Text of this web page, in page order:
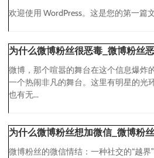
欢迎使用 WordPress。这是您的第一篇
为什么微博粉丝很恶毒_微博粉丝
微博，那个喧嚣的舞台在这个信息爆炸
一个热闹非凡的舞台。这里有明星的光
也有无...
为什么微博粉丝想加微信_微博粉
微博粉丝的微信情结：一种社交的“越界